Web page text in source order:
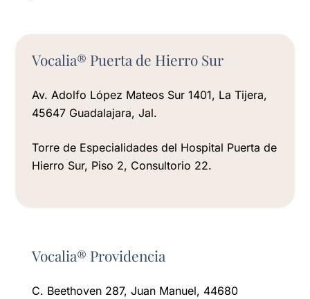
Vocalia® Puerta de Hierro Sur
Av. Adolfo López Mateos Sur 1401, La Tijera,
45647 Guadalajara, Jal.
Torre de Especialidades del Hospital Puerta de
Hierro Sur, Piso 2, Consultorio 22.
Vocalia® Providencia
C. Beethoven 287, Juan Manuel, 44680